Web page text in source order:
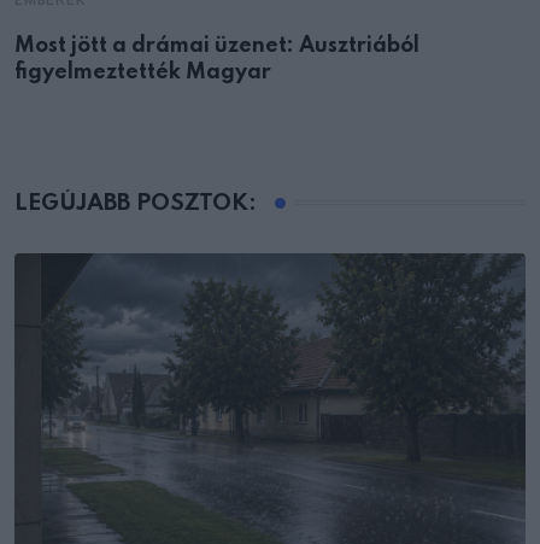
Most jött a drámai üzenet: Ausztriából
figyelmeztették Magyar
LEGÚJABB POSZTOK: